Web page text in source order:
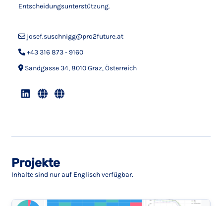
Entscheidungsunterstützung.
josef.suschnigg@pro2future.at
+43 316 873 - 9160
Sandgasse 34, 8010 Graz, Österreich
Projekte
Inhalte sind nur auf Englisch verfügbar.